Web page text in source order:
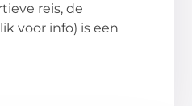
reis, de
voor info) is een